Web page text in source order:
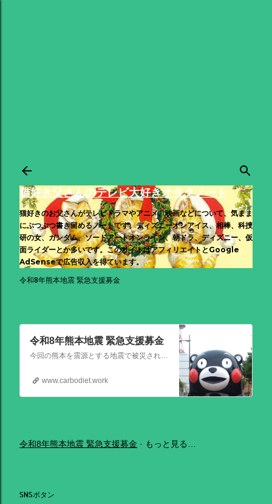
猫好き父さんのテレビ大好きオタクノート
猫好きのお父さんがテレビドラマやアニメ、映画などについて、気まま
にぶつぶつ書き留めるノートです。ディズニーオンアイス、相棒、科捜
研の女、ガンダム、ソードアートオンライン、朝ドラ、ディズニー、仮
面ライダーとか多いです。このサイトはアフィリエイトとGoogle
AdSenseで広告収入を得ています。
令和8年熊本地震 緊急支援募金
令和8年熊本地震 緊急支援募金
今回の熊本を震源とする地震で被災された皆さままだまだ余震も続き大変な時間を過ごされていると思います。心よりお見舞い申し上げます
www.carbodiet.work
令和8年熊本地震 緊急支援募金 もっと見る…
SNSボタン